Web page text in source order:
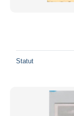
Statut